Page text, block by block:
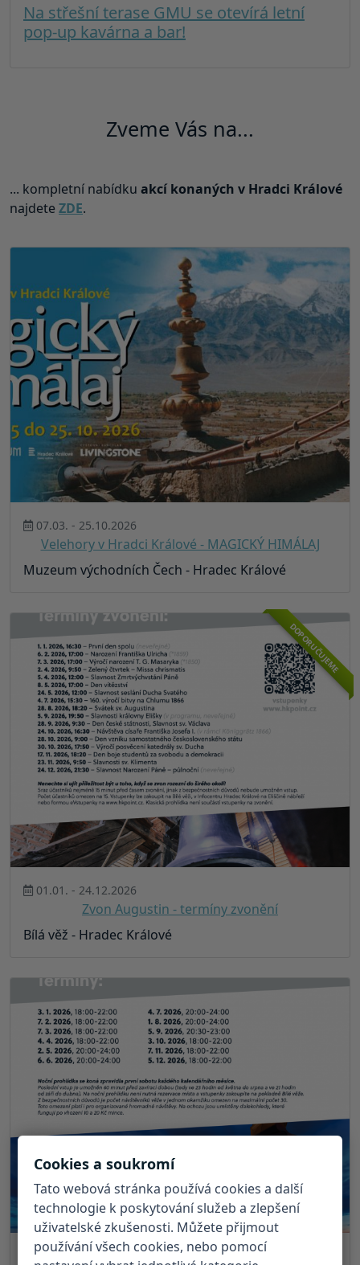
Na střešní terase GMU se otevírá letní
pop-up kavárna a bar!
Zveme Vás na...
... kompletní nabídku akcí konaných v Hradci Králové
najdete ZDE.
07.03. - 25.10.2026
Velehory v Hradci Králové - MAGICKÝ HIMÁLAJ
Muzeum východních Čech - Hradec Králové
DOPORUČUJEME
01.01. - 24.12.2026
Zvon Augustin - termíny zvonění
Bílá věž - Hradec Králové
03.01. - 05.12.2026
Cookies a soukromí
Tato webová stránka používá cookies a další
technologie k poskytování služeb a zlepšení
uživatelské zkušenosti. Můžete přijmout
používání všech cookies, nebo pomocí